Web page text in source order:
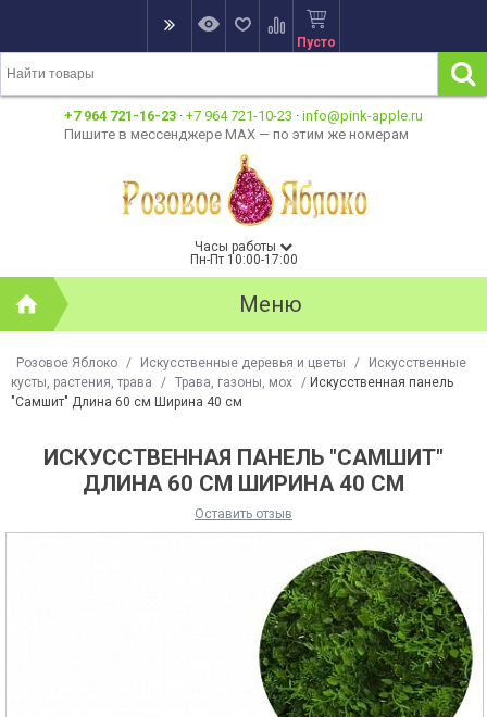
Пусто
+7 964 721-16-23 · +7 964 721-10-23 · info@pink-apple.ru
Пишите в мессенджере MAX — по этим же номерам
Часы работы
Пн-Пт 10:00-17:00
Меню
Розовое Яблоко / Искусственные деревья и цветы /
Искусственные
кусты, растения, трава
/ Трава, газоны, мох / Искусственная панель
"Самшит" Длина 60 см Ширина 40 см
ИСКУССТВЕННАЯ ПАНЕЛЬ "САМШИТ"
ДЛИНА 60 СМ ШИРИНА 40 СМ
Оставить отзыв